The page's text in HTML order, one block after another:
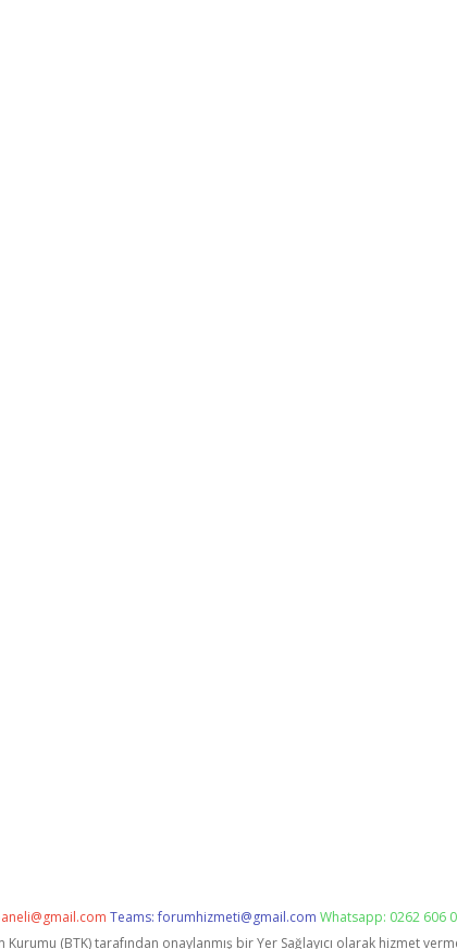
Teams:forumhizmeti@gmail.com Whatsapp: 0262 606
Kurumu (BTK) tarafından onaylanmış bir Yer Sağlayıcı olarak hizmet